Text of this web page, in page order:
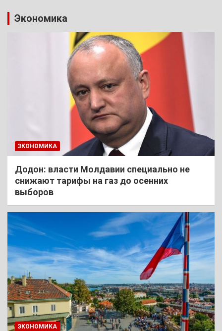
Экономика
ЭКОНОМИКА
Додон: власти Молдавии специально не
снижают тарифы на газ до осенних
выборов
ЭКОНОМИКА